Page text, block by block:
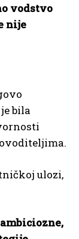
vodstvo
nije
bila
ulozi,